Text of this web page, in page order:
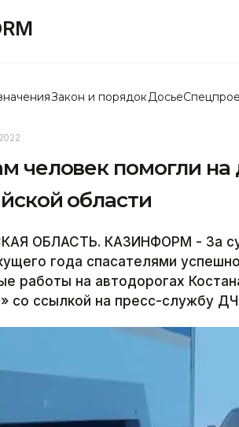
Закон и порядок Досье
человек помогли на
области
ОБЛАСТЬ. КАЗИНФОРМ - За
года спасателями
работы на автодорогах
со ссылкой на пресс-службу